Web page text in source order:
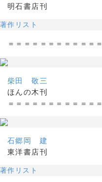
明石書店刊
著作リスト
＝＝＝＝＝＝＝＝＝＝＝＝
柴田 敬三
ほんの木刊
＝＝＝＝＝＝＝＝＝＝＝＝
石郷岡 建
東洋書店刊
著作リスト